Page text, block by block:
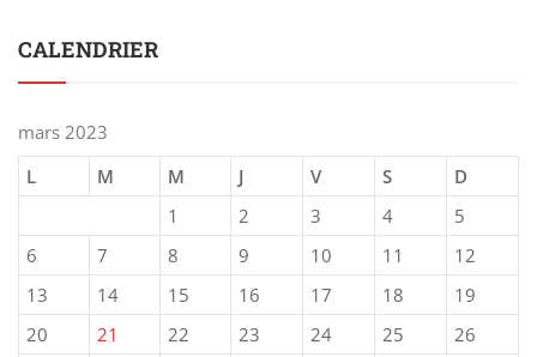
CALENDRIER
mars 2023
L
M M J V S
D
1
2 3 4
5
6
7 8 9 10 11
12
13
14 15 16 17 18
19
20
21 22 23 24 25
26